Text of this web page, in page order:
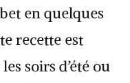
en quelques
recette est
soirs d’été ou